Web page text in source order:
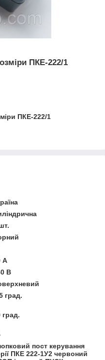
ПКЕ-222/1
А
В
град.
град.
пост керування
ПКЕ 222-1У2 червоний